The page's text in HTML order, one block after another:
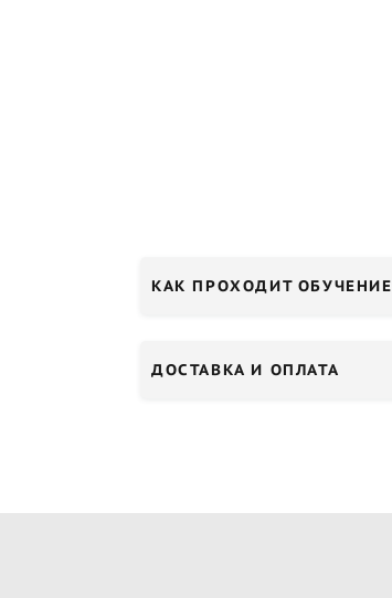
КАК ПРОХОДИТ ОБУЧЕНИЕ
ДОСТАВКА И ОПЛАТА